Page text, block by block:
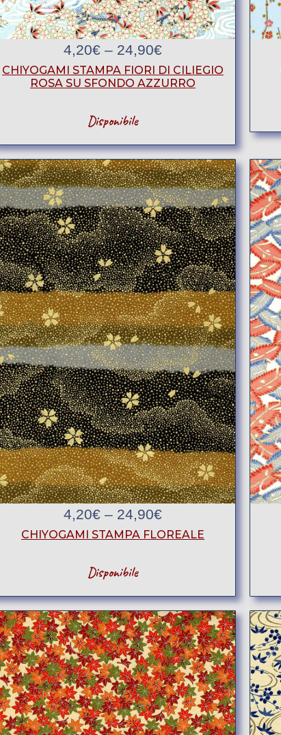
4,20€ – 24,90€
CHIYOGAMI STAMPA FIORI DI CILIEGIO
ROSA SU SFONDO AZZURRO
Disponibile
4,20€ – 24,90€
CHIYOGAMI STAMPA FLOREALE
Disponibile